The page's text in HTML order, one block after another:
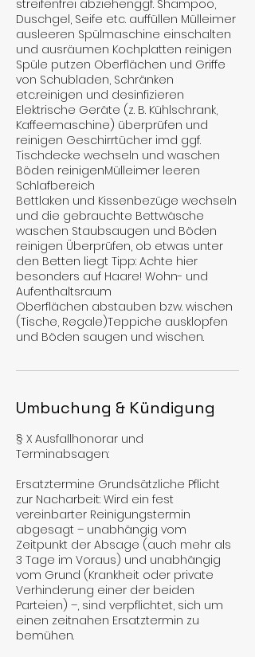
streifenfrei abziehenggf. Shampoo,
Duschgel, Seife etc. auffüllen Mülleimer
ausleeren Spülmaschine einschalten
und ausräumen Kochplatten reinigen
Spüle putzen Oberflächen und Griffe
von Schubladen, Schränken
etc.reinigen und desinfizieren
Elektrische Geräte (z. B. Kühlschrank,
Kaffeemaschine) überprüfen und
reinigen Geschirrtücher imd ggf.
Tischdecke wechseln und waschen
Böden reinigenMülleimer leeren
Schlafbereich
Bettlaken und Kissenbezüge wechseln
und die gebrauchte Bettwäsche
waschen Staubsaugen und Böden
reinigen Überprüfen, ob etwas unter
den Betten liegt Tipp: Achte hier
besonders auf Haare! Wohn- und
Aufenthaltsraum
Oberflächen abstauben bzw. wischen
(Tische, Regale)Teppiche ausklopfen
und Böden saugen und wischen.
Umbuchung & Kündigung
§ X Ausfallhonorar und
Terminabsagen:
Ersatztermine Grundsätzliche Pflicht
zur Nacharbeit: Wird ein fest
vereinbarter Reinigungstermin
abgesagt – unabhängig vom
Zeitpunkt der Absage (auch mehr als
3 Tage im Voraus) und unabhängig
vom Grund (Krankheit oder private
Verhinderung einer der beiden
Parteien) –, sind verpflichtet, sich um
einen zeitnahen Ersatztermin zu
bemühen.